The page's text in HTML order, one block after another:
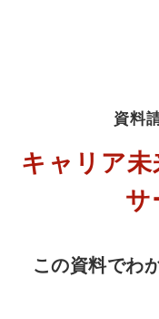
資料
キャリア
サ
この資料でわ